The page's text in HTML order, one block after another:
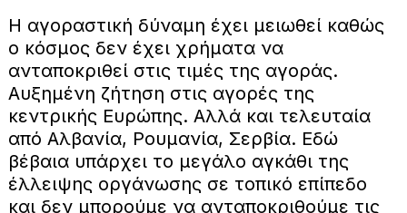
Η αγοραστική δύναμη έχει μειωθεί καθώς
ο κόσμος δεν έχει χρήματα να
ανταποκριθεί στις τιμές της αγοράς.
Αυξημένη ζήτηση στις αγορές της
κεντρικής Ευρώπης. Αλλά και τελευταία
από Αλβανία, Ρουμανία, Σερβία. Εδώ
βέβαια υπάρχει το μεγάλο αγκάθι της
έλλειψης οργάνωσης σε τοπικό επίπεδο
και δεν μπορούμε να ανταποκριθούμε τις